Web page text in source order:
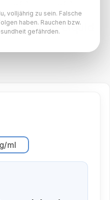
Liquid
ml
volljährig zu sein. Falsche
haben. Rauchen bzw.
gefährden.